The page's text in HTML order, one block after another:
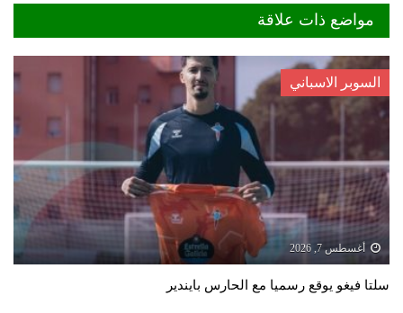
مواضع ذات علاقة
السوبر الاسباني
أغسطس 7, 2026
سلتا فيغو يوقع رسميا مع الحارس بايندير